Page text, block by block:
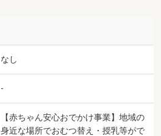
なし
-
【赤ちゃん安心おでかけ事業】地域の
身近な場所でおむつ替え・授乳等がで